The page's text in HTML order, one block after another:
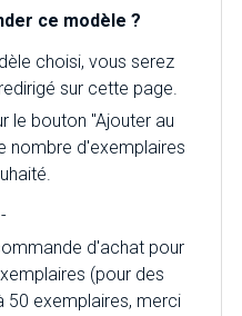
ce modèle ?
choisi, vous serez
sur cette page.
le bouton "Ajouter au
nombre d'exemplaires
d'achat pour
(pour des
50 exemplaires, merci